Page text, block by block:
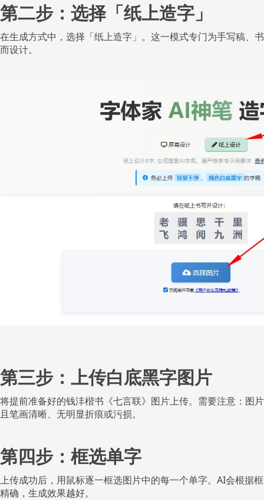
第二步：选择「纸上造字」
在生成方式中，选择「纸上造字」。这一模式专门为手写稿、
而设计。
第三步：上传白底黑字图片
将提前准备好的钱沣楷书《七言联》图片上传。需要注意：图
且笔画清晰、无明显折痕或污损。
第四步：框选单字
上传成功后，用鼠标逐一框选图片中的每一个单字。AI会根据
精确，生成效果越好。